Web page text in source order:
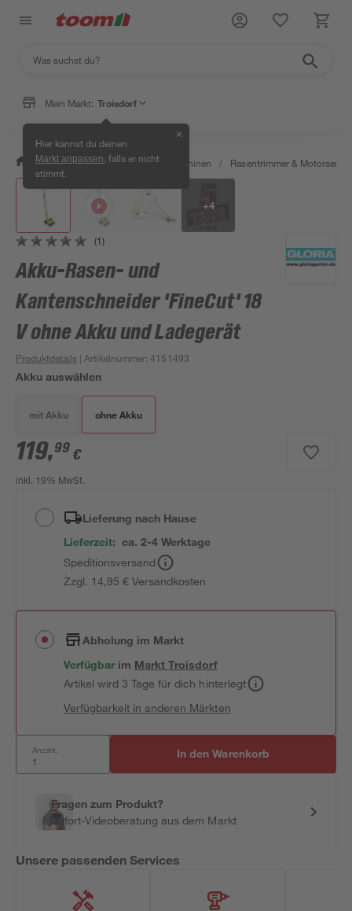
Mein Markt: Troisdorf
Hier kannst du deinen
Markt anpassen , falls er nicht
stimmt.
✕
/ Garten & Freizeit / Gartenmaschinen / Rasentrimmer &
+4
(1)
Akku-Rasen- und
Kantenschneider 'FineCut' 18
V ohne Akku und Ladegerät
Produktdetails | Artikelnummer:4151493
Akku auswählen
mit Akku ohne Akku
119,99 €
inkl. 19% MwSt.
Lieferung nach Hause
Lieferzeit: ca. 2-4 Werktage
Speditionsversand
Zzgl. 14,95 € Versandkosten
Abholung im Markt
Verfügbar im MarktTroisdorf
Artikel wird 3 Tage für dich hinterlegt
Verfügbarkeit in anderen Märkten
Anzahl: In den Warenkorb
Fragen zum Produkt?
Sofort-Videoberatung aus dem Markt
Unsere passenden Services